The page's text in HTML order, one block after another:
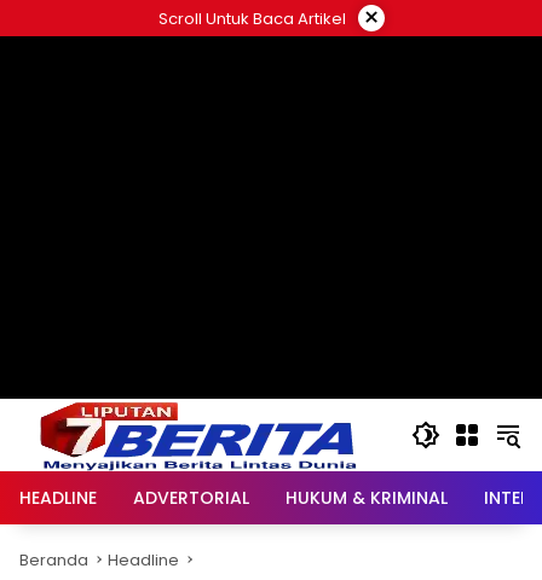
ke
Scroll Untuk Baca Artikel ×
HEADLINE ADVERTORIAL HUKUM & KRIMINAL
Beranda Headline